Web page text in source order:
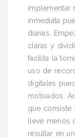
implementar
inmediata
diarias.
claras y
facilita la
uso de
digitales
motivados.
que consiste
lleve
resultar en